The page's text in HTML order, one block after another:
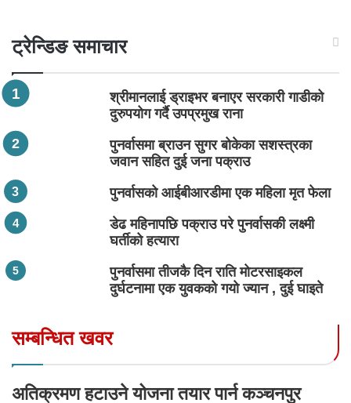
ट्रेन्डिङ समाचार
श्रीमानलाई ड्राइभर बनाएर सरकारी गाडीको
दुरुपयोग गर्दै उपप्रमुख राना
पुनर्वासमा ब्राउन सुगर बोकेका सशस्त्रका
जवान सहित दुई जना पक्राउ
पुनर्वासको आईबीआरडीमा एक महिला मृत फेला
डेढ महिनापछि पक्राउ परे पुनर्वासकी लक्ष्मी
घर्तीको हत्यारा
पुनर्वासमा तीजकै दिन राति मोटरसाइकल
दुर्घटनामा एक युवकको गयो ज्यान , दुई घाइते
सम्बन्धित खवर
अतिक्रमण हटाउने योजना तयार पार्न कञ्चनपुर